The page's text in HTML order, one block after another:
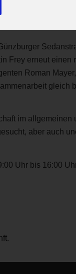
Frey erneut einen
Roman
gleich
im allgemeinen
aber auch
Uhr bis 16:00